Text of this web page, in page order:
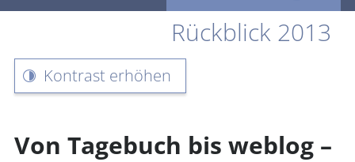
Rückblick 2013
Kontrast erhöhen
Von Tagebuch bis weblog –